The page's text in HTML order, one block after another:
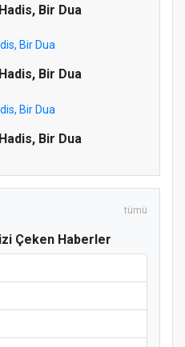
Bir Dua
Bir Dua
Bir Dua
tümü
Çeken Haberler